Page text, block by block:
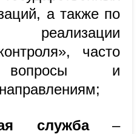
а также по
реализации
часто
вопросы и
служба–